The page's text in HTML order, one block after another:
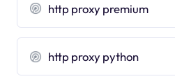
http proxy premium
http proxy python